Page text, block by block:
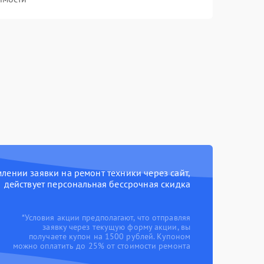
заявки на ремонт техники через сайт,
действует персональная бессрочная скидка
*Условия акции предполагают, что отправляя
заявку через текущую форму акции, вы
получаете купон на 1500 рублей. Купоном
можно оплатить до 25% от стоимости ремонта